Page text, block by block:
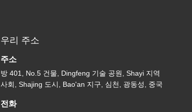
우리 주소
주소
방 401, No.5 건물, Dingfeng 기술 공원, Shayi 지역
사회, Shajing 도시, Bao'an 지구, 심천, 광동성, 중국
전화